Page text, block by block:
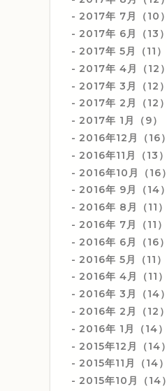
2017年 7月（10）
2017年 6月（13）
2017年 5月（11）
2017年 4月（12）
2017年 3月（12）
2017年 2月（12）
2017年 1月（9）
2016年12月（16）
2016年11月（13）
2016年10月（16）
2016年 9月（14）
2016年 8月（11）
2016年 7月（11）
2016年 6月（16）
2016年 5月（11）
2016年 4月（11）
2016年 3月（14）
2016年 2月（12）
2016年 1月（14）
2015年12月（14）
2015年11月（14）
2015年10月（14）